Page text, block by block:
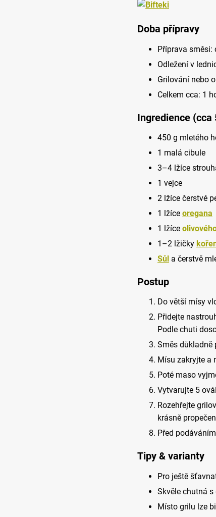
Doba přípravy
Příprava směsi:
Odležení v
Grilování nebo
Celkem cca: 1
Ingredience (cca
450 g mletého
1 malá cibule
3–4 lžíce
1 vejce
2 lžíce čerstvé
1 lžíce oregana
1 lžíce
1–2 lžičky
Sůl a čerstvě
Postup
Do větší mísy
Přidejte
Podle chuti
Směs důkladně
Mísu zakryjte a
Poté maso
Vytvarujte 5
Rozehřejte
krásně
Před
Tipy & varianty
Pro ještě
Skvěle chutná
Místo grilu lze